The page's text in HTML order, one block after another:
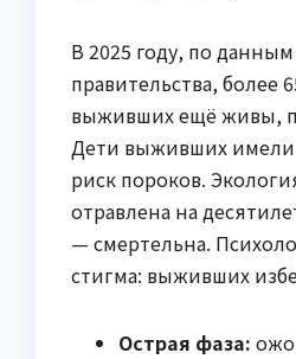
В 2025 году, по
правительства, более
выживших ещё живы,
Дети выживших
риск пороков.
отравлена на
— смертельна.
стигма: выживших
Острая фаза: